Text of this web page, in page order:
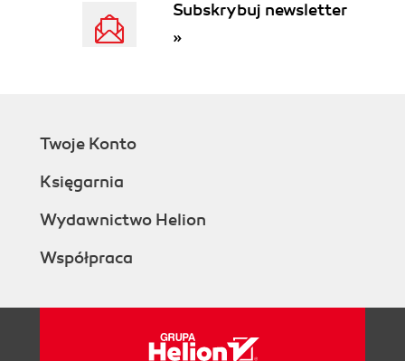
Subskrybuj newsletter
»
Twoje Konto
Księgarnia
Wydawnictwo Helion
Współpraca